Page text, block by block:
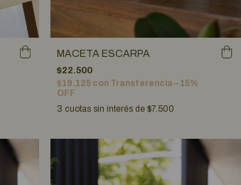
MACETA ESCARPA
$22.500
$19.125 con Transferencia – 15%
OFF
3 cuotas sin interés de$7.500